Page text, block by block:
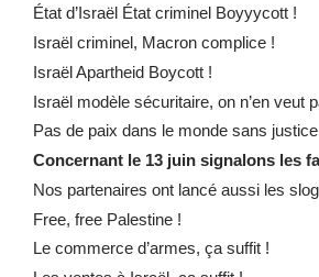
État d’Israël État criminel Boyyycott !
Israël criminel, Macron complice !
Israël Apartheid Boycott !
Israël modèle sécuritaire, on n’en veut
Pas de paix dans le monde sans
Concernant le 13 juin signalons les
Nos partenaires ont lancé aussi les
Free, free Palestine !
Le commerce d’armes, ça suffit !